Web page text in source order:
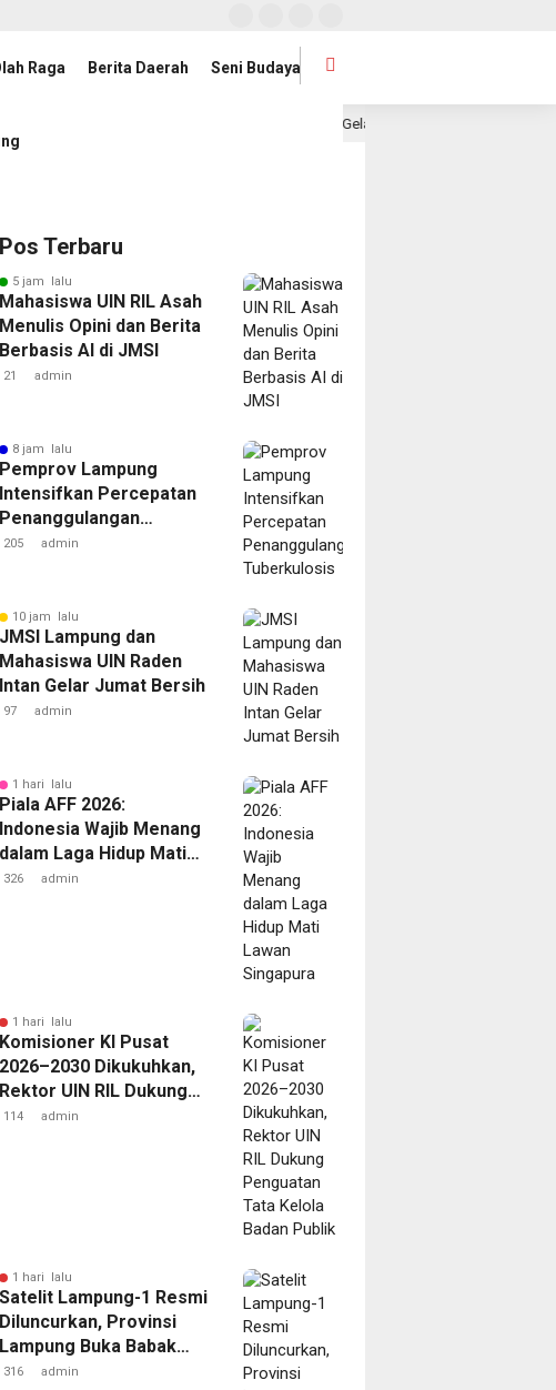
Raga Berita Daerah Seni Budaya
Lampung dan Mahasiswa UIN Raden Intan Gelar Jumat Bersih
Pos Terbaru
5 jam lalu
Mahasiswa UIN RIL Asah
Menulis Opini dan Berita
Berbasis AI di JMSI
21 admin
8 jam lalu
Pemprov Lampung
Intensifkan Percepatan
Penanggulangan
Tuberkulosis
205 admin
10 jam lalu
JMSI Lampung dan
Mahasiswa UIN Raden
Intan Gelar Jumat Bersih
97 admin
1 hari lalu
Piala AFF 2026:
Indonesia Wajib Menang
dalam Laga Hidup Mati
Lawan Singapura
326 admin
1 hari lalu
Komisioner KI Pusat
2026–2030 Dikukuhkan,
Rektor UIN RIL Dukung
Penguatan Tata Kelola
114 admin
1 hari lalu
Satelit Lampung-1 Resmi
Diluncurkan, Provinsi
Lampung Buka Babak
Baru
316 admin